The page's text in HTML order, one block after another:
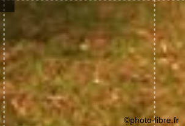
©photo-libre.fr